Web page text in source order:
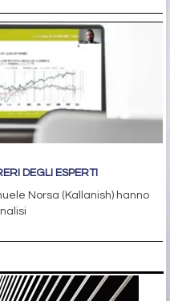
DEGLI ESPERTI
Norsa (Kallanish) hanno